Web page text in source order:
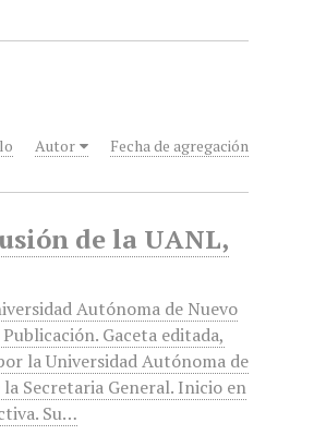
Autor Fecha de agregación
de la UANL,
Autónoma de Nuevo
Gaceta editada,
la Universidad Autónoma de
Secretaria General. Inicio en
Su…